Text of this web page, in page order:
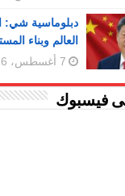
دبلوماسية شي:
العالم وبناء
7 أغسطس، 2026
فيسبوك